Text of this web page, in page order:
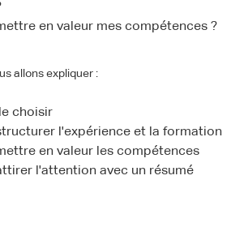
en valeur mes compétences ?
allons expliquer :
choisir
l'expérience et la formation
en valeur les compétences
l'attention avec un résumé